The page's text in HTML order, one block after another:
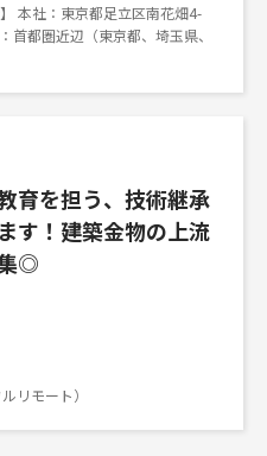
本社：東京都足立区南花畑4-
都圏近辺（東京都、埼玉県、
育を担う、技術継承
す！建築金物の上流
◎
リモート）